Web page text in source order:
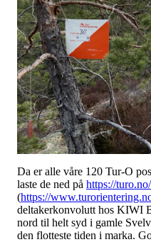
Da er alle våre 120 Tur-O
laste de ned på https://
(https://
deltakerkonvolutt hos KIWI
nord til helt syd i gamle
den flotteste tiden i marka.